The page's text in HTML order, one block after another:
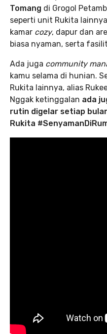
Tomang di Grogol
seperti unit Rukita
kamar cozy, dapur dan
biasa nyaman, serta
Ada juga community
kamu selama di hunian.
Rukita lainnya, alias
Nggak ketinggalan ada
rutin digelar setiap
Rukita